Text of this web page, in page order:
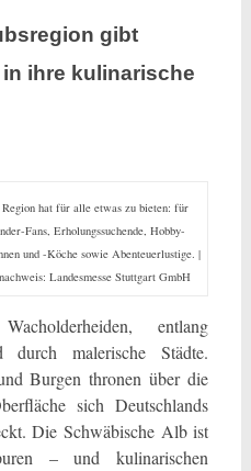
gibt
ihre kulinarische
hat für alle etwas zu bieten: für
Fans, Erholungssuchende, Hobby-
und -Köche sowie Abenteuerlustige. |
Landesmesse Stuttgart GmbH
entlang
durch malerische Städte.
Burgen thronen über die
sich Deutschlands
Die Schwäbische Alb ist
– und kulinarischen